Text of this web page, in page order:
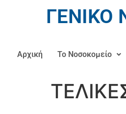
ΓΕΝΙΚΟ
Αρχική Το Νοσοκομείο